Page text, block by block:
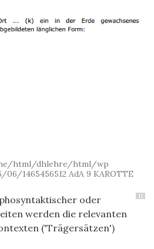
html/dhlehre/html/wp
1465456512 AdA 9 KAROTTE
11
oder
werden die relevanten
('Trägersätzen')